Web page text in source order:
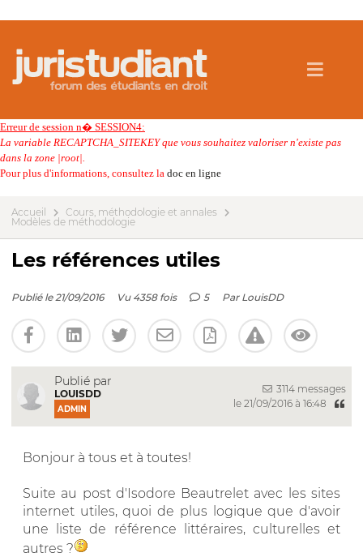
Erreur de session n� SESSION4:
La variable RECAPTCHA_SITEKEY que vous souhaitez valoriser n'existe pas
dans la zone |root|.
Pour plus d'informations, consultez la doc en ligne
Accueil
Cours, méthodologie et annales
Modèles de méthodologie
Les références utiles
Publié le 21/09/2016 Vu 4358 fois 5 Par LouisDD
Publié par
LOUISDD
ADMIN
3114 messages
le 21/09/2016 à 16:48
Bonjour à tous et à toutes!
Suite au post d'Isodore Beautrelet avec les sites
internet utiles, quoi de plus logique que d'avoir
une liste de référence littéraires, culturelles et
autres ?